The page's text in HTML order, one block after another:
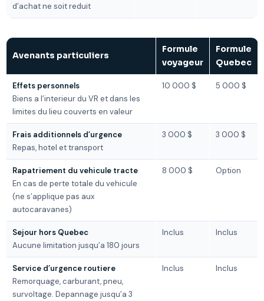
d’achat ne soit reduit
Avenants particuliers
Formule
voyageur
Formule
Quebec
Effets personnels
Biens a l’interieur du VR et dans les
limites du lieu couverts en valeur
10 000 $ 5 000 $
Frais additionnels d’urgence
Repas, hotel et transport
3 000 $ 3 000 $
Rapatriement du vehicule tracte
En cas de perte totale du vehicule
(ne s’applique pas aux
autocaravanes)
8 000 $ Option
Sejour hors Quebec
Aucune limitation jusqu’a 180 jours
Inclus Inclus
Service d’urgence routiere
Remorquage, carburant, pneu,
survoltage. Depannage jusqu’a 3
Inclus Inclus